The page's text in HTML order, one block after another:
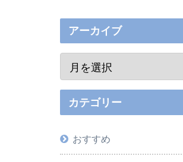
アーカイブ
カテゴリー
おすすめ